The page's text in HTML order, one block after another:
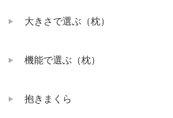
大きさで選ぶ（枕）
機能で選ぶ（枕）
抱きまくら